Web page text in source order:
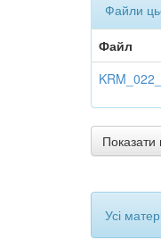
Файли
Файл
Показати
Усі